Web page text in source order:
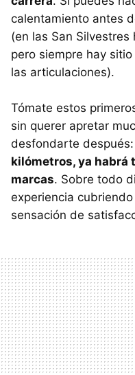
calentamiento antes
(en las San
pero siempre hay
las articulaciones).
Tómate estos
sin querer apretar
desfondarte después:
kilómetros, ya habrá
marcas. Sobre todo
experiencia
sensación de